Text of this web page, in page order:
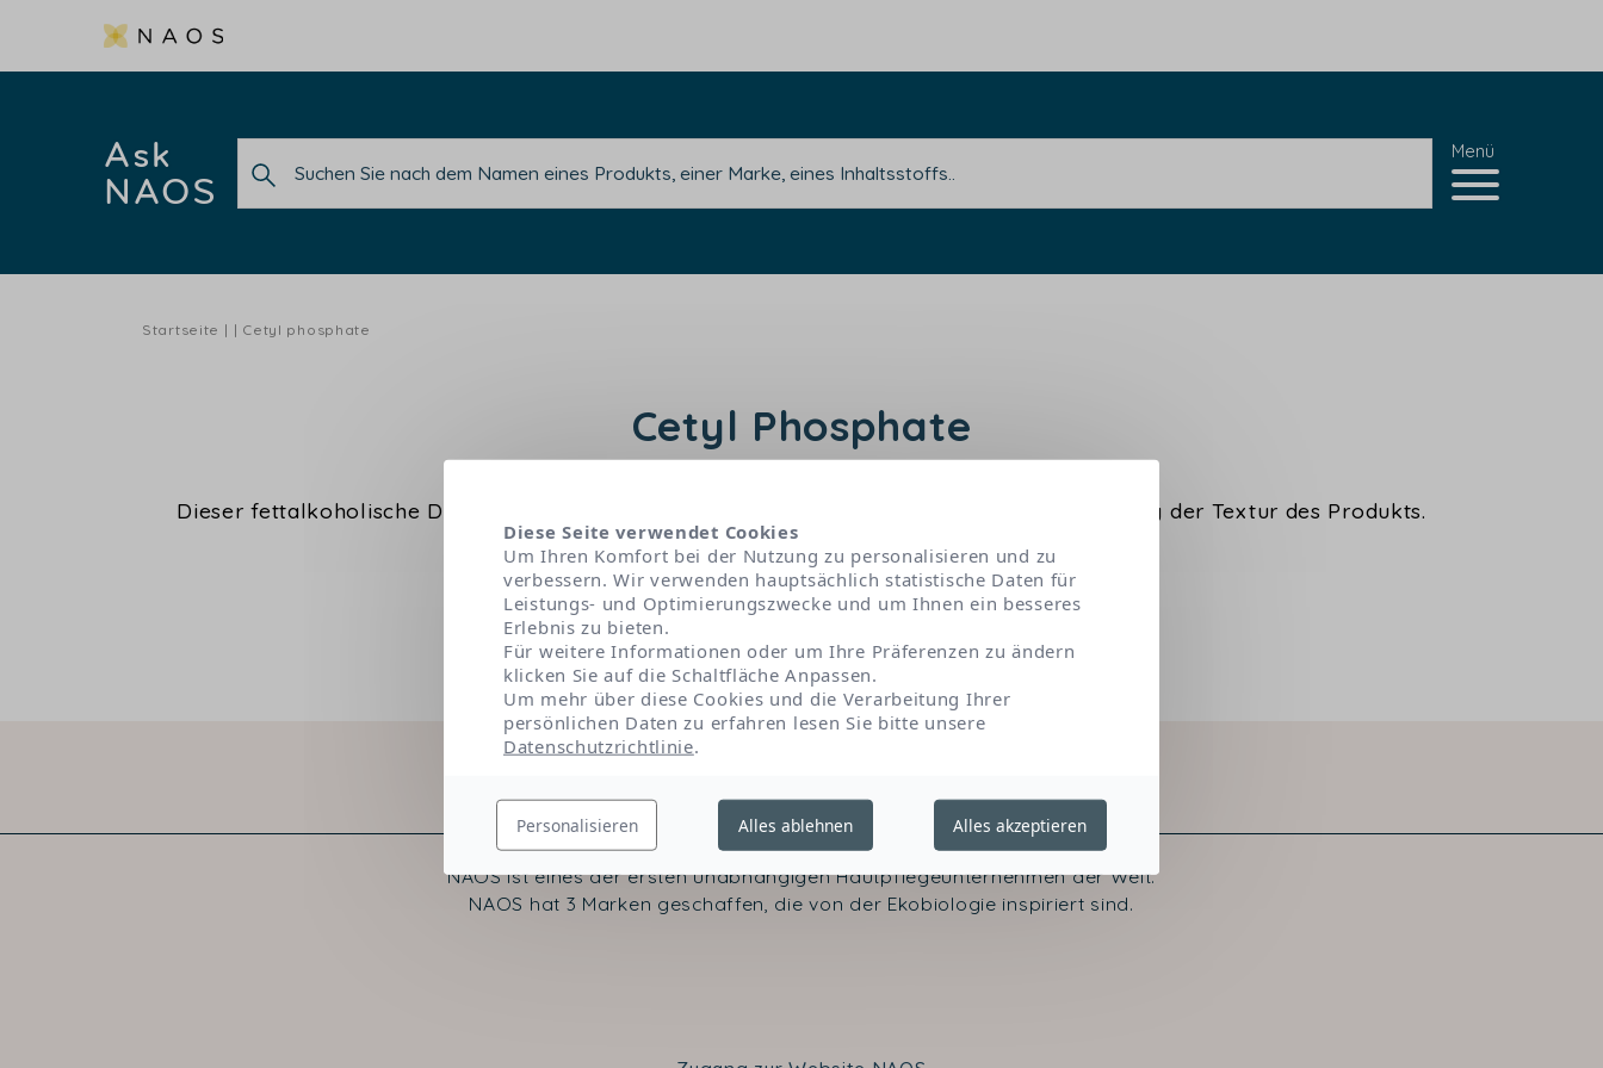
Ask
NAOS
Menü
Startseite Cetyl phosphate
Cetyl Phosphate
Dieser fettalkoholische Derivat ist ein Emulgator. Es ermöglicht die Bildung und Stabilisierung der Textur des Produkts.
NAOS ist eines der ersten unabhängigen Hautpflegeunternehmen der Welt.
NAOS hat 3 Marken geschaffen, die von der Ekobiologie inspiriert sind.
Diese Seite verwendet Cookies
Um Ihren Komfort bei der Nutzung zu personalisieren und zu
verbessern. Wir verwenden hauptsächlich statistische Daten für
Leistungs- und Optimierungszwecke und um Ihnen ein besseres
Erlebnis zu bieten.
Für weitere Informationen oder um Ihre Präferenzen zu ändern
klicken Sie auf die Schaltfläche Anpassen.
Um mehr über diese Cookies und die Verarbeitung Ihrer
persönlichen Daten zu erfahren lesen Sie bitte unsere
Datenschutzrichtlinie.
Personalisieren Alles ablehnen Alles akzeptieren